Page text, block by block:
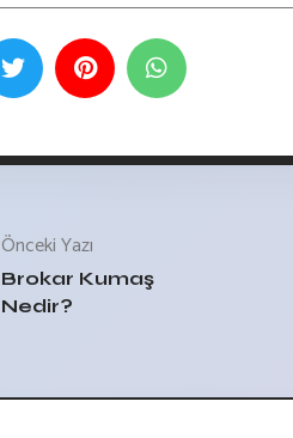
Önceki Yazı
Brokar Kumaş
Nedir?